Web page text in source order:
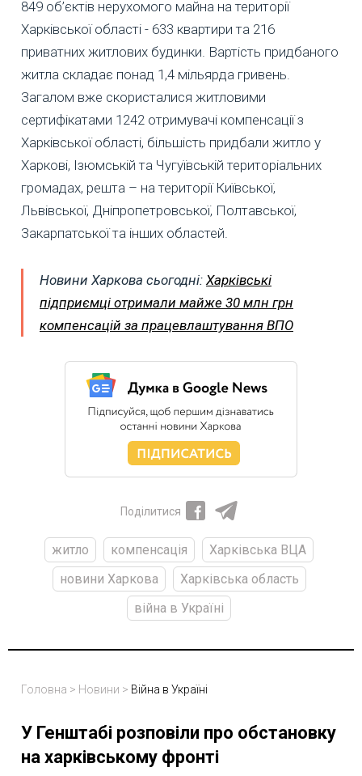
849 об’єктів нерухомого майна на території
Харківської області - 633 квартири та 216
приватних житлових будинки. Вартість придбаного
житла складає понад 1,4 мільярда гривень.
Загалом вже скористалися житловими
сертифікатами 1242 отримувачі компенсації з
Харківської області, більшість придбали житло у
Харкові, Ізюмській та Чугуївській територіальних
громадах, решта – на території Київської,
Львівської, Дніпропетровської, Полтавської,
Закарпатської та інших областей.
Новини Харкова сьогодні: Харківські
підприємці отримали майже 30 млн грн
компенсацій за працевлаштування ВПО
Поділитися
житло компенсація
Харківська ВЦА
новини Харкова
Харківська область
війна в Україні
Головна > Новини > Війна в Україні
У Генштабі розповіли про обстановку
на харківському фронті